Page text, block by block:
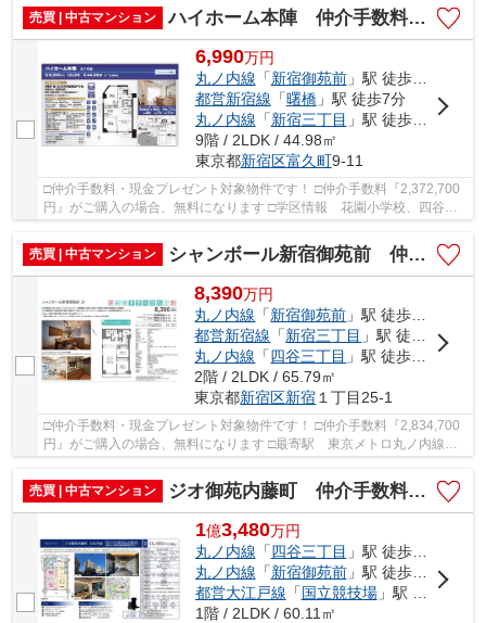
売買 | 中古マンション
ハイホーム本陣 仲介手数料無料＋40万円現金プレゼント中
6,990万円
丸ノ内線 「新宿御苑前」駅 徒歩8分
都営新宿線 「曙橋」駅 徒歩7分
丸ノ内線 「新宿三丁目 」駅 徒歩11分
9階 / 2LDK / 44.98㎡
東京都新宿区富久町9-11
□仲介手数料・現金プレゼント対象物件です！ □仲介手数料『2,372,700
円』がご購入の場合、無料になります □学区情報 花園小学校、四谷中
売買 | 中古マンション
シャンボール新宿御苑前 仲介手数料無料＋40万円現金プレゼント中
8,390万円
丸ノ内線 「新宿御苑前 」駅 徒歩6分
都営新宿線 「新宿三丁目 」駅 徒歩9分
丸ノ内線 「四谷三丁目 」駅 徒歩10分
2階 / 2LDK / 65.79㎡
東京都新宿区新宿 １丁目25-1
□仲介手数料・現金プレゼント対象物件です！ □仲介手数料『2,834,700
円』がご購入の場合、無料になります □最寄駅 東京メトロ丸ノ内線
新宿御苑前駅 徒歩約6分 □フルリノベーション...
売買 | 中古マンション
ジオ御苑内藤町 仲介手数料無料＋70万円現金プレゼント中
1億3,480万円
丸ノ内線 「四谷三丁目 」駅 徒歩8分
丸ノ内線 「新宿御苑前」駅 徒歩9分
都営大江戸線 「国立競技場」駅 徒歩10分
1階 / 2LDK / 60.11㎡